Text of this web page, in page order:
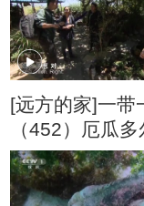
[远方的家]一带
（452）厄瓜
口边的海狮家园